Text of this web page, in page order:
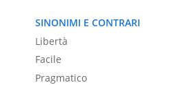
SINONIMI E CONTRARI
Libertà
Facile
Pragmatico